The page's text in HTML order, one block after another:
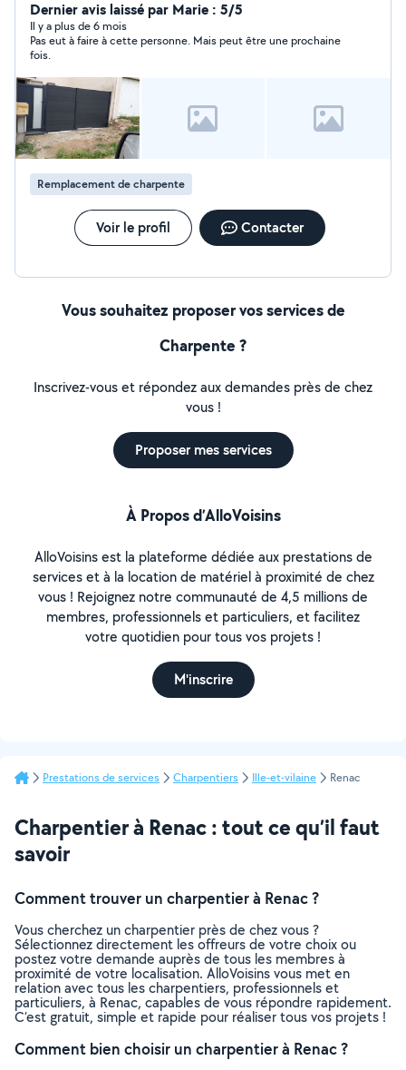
aussi carrelage,placo , aménagement extérieur , travaux
publics....
Dernier avis laissé par Marie : 5/5
Il y a plus de 6 mois
Pas eut à faire à cette personne. Mais peut être une prochaine
fois.
Remplacement de charpente
Voir le profil Contacter
Vous souhaitez proposer vos services de
Charpente ?
Inscrivez-vous et répondez aux demandes près de chez
vous !
Proposer mes services
À Propos d’AlloVoisins
AlloVoisins est la plateforme dédiée aux prestations de
services et à la location de matériel à proximité de chez
vous ! Rejoignez notre communauté de 4,5 millions de
membres, professionnels et particuliers, et facilitez
votre quotidien pour tous vos projets !
M'inscrire
Prestations de services Charpentiers Ille-et-vilaine Renac
Charpentier à Renac : tout ce qu’il faut
savoir
Comment trouver un charpentier à Renac ?
Vous cherchez un charpentier près de chez vous ?
Sélectionnez directement les offreurs de votre choix ou
postez votre demande auprès de tous les membres à
proximité de votre localisation. AlloVoisins vous met en
relation avec tous les charpentiers, professionnels et
particuliers, à Renac, capables de vous répondre rapidement.
C’est gratuit, simple et rapide pour réaliser tous vos projets !
Comment bien choisir un charpentier à Renac ?